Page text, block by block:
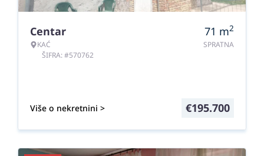
Centar
KAĆ
ŠIFRA: #570762
71 m2
SPRATNA
Više o nekretnini > €195.700